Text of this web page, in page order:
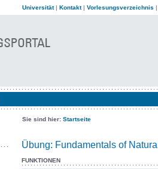
Universität| Kontakt| Vorlesungsverzeichnis
Sie sind hier: Startseite
Übung: Fundamentals of
FUNKTIONEN